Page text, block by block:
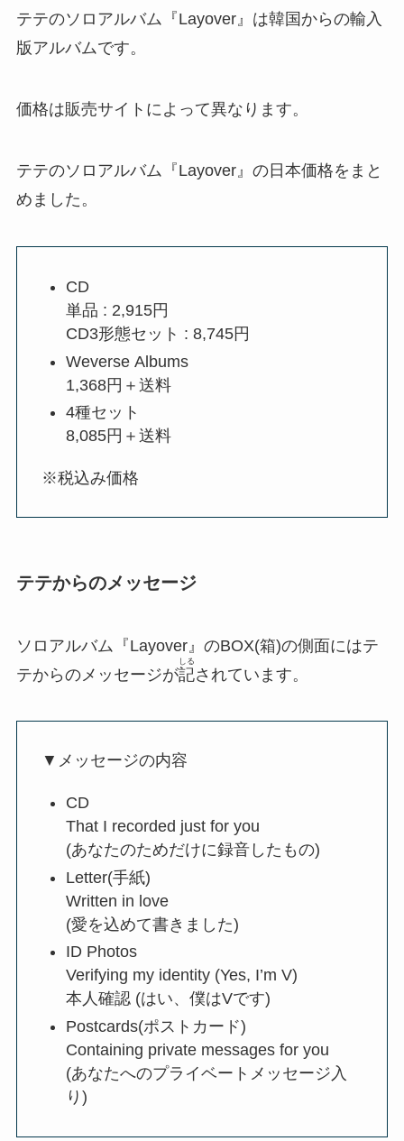
テテのソロアルバム『Layover』は韓国からの輸入
版アルバムです。
価格は販売サイトによって異なります。
テテのソロアルバム『Layover』の日本価格をまと
めました。
CD
単品 : 2,915円
CD3形態セット : 8,745円
Weverse Albums
1,368円＋送料
4種セット
8,085円＋送料
※税込み価格
テテからのメッセージ
ソロアルバム『Layover』のBOX(箱)の側面にはテ
テからのメッセージが記
しる
されています。
▼メッセージの内容
CD
That I recorded just for you
(あなたのためだけに録音したもの)
Letter(手紙)
Written in love
(愛を込めて書きました)
ID Photos
Verifying my identity (Yes, I’m V)
本人確認 (はい、僕はVです)
Postcards(ポストカード)
Containing private messages for you
(あなたへのプライベートメッセージ入
り)